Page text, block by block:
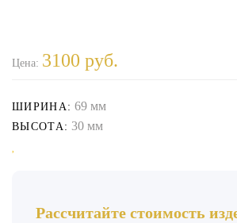
Цена: 3100 руб.
ШИРИНА: 69 мм
ВЫСОТА: 30 мм
Рассчитайте стоимость